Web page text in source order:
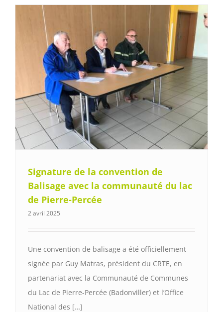
Signature de la convention de
Balisage avec la communauté du lac
de Pierre-Percée
2 avril 2025
Une convention de balisage a été officiellement
signée par Guy Matras, président du CRTE, en
partenariat avec la Communauté de Communes
du Lac de Pierre-Percée (Badonviller) et l’Office
National des […]